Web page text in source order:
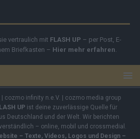
vertraulich mit FLASH UP – per Post, E-
Briefkasten – Hier mehr erfahren
cozmo infinity n.e.V. | cozmo media group
UPist deine zuverlässige Quelle für
Deutschland und der Welt. Wir berichten
– online, mobil und crossmedial.
– Texte, Videos, Logos und Design –